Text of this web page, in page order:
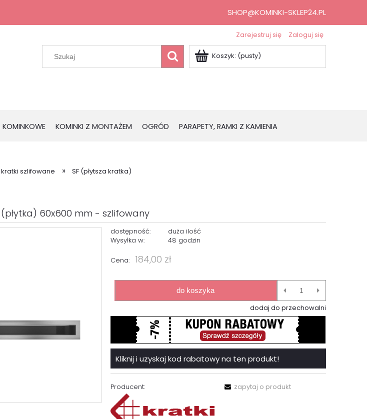
Zarejestruj się Zaloguj się
Koszyk: (pusty)
KOMINKOWE KOMINKI Z MONTAŻEM OGRÓD PARAPETY, RAMKI Z KAMIENIA
kratki szlifowane » SF (płytsza kratka)
SHOP@KOMINKI-SKLEP24.PL
60x600 mm - szlifowany
dostępność:
duża ilość
Wysyłka w:
48 godzin
Cena: 184,00 zł
do koszyka
dodaj do przechowalni
Kliknij i uzyskaj kod rabatowy na ten produkt!
Producent: zapytaj o produkt